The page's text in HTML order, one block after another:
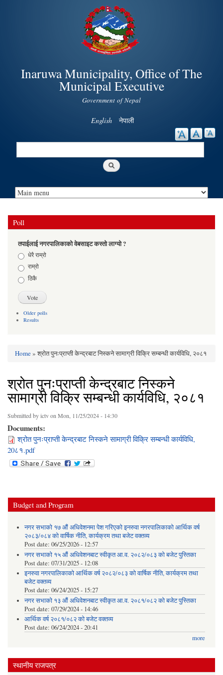
Skip to
main
content
Inaruwa Municipality, Office of The
Municipal Executive
Government of Nepal
English नेपाली
Search
Poll
तपाईलाई नगरपालिकाको वेबसाइट कस्तो लाग्यो ?
Choicesधेरै राम्रो
राम्रो
ठिकै
Older polls
Results
You are here
Home» श्रोत पुनःप्राप्ती केन्द्रबाट निस्कने सामाग्री विक्रि सम्बन्धी कार्यविधि, २०८१
श्रोत पुनःप्राप्ती केन्द्रबाट निस्कने
सामाग्री विक्रि सम्बन्धी कार्यविधि, २०८१
Submitted byictvon Mon, 11/25/2024 - 14:30
Documents:
श्रोत पुनःप्राप्ती केन्द्रबाट निस्कने सामाग्री विक्रि सम्बन्धी कार्यविधि,
20८१.pdf
Budget and Program
नगर सभाको १७ औं अधिवेशनमा पेश गरिएको इनरुवा नगरपालिकाको आर्थिक वर्ष
२०८३/०८४ को वार्षिक नीति, कार्यक्रम तथा बजेट वक्तव्य
Post date: 06/25/2026 - 12:57
नगर सभाको १५ औं अधिवेशनबाट स्वीकृत आ.व. २०८२/०८३ को बजेट पुस्तिका
Post date: 07/31/2025 - 12:08
इनरुवा नगरपालिकाको आर्थिक वर्ष २०८२/०८३ को वार्षिक नीति, कार्यक्रम तथा
बजेट वक्तव्य
Post date: 06/24/2025 - 15:27
नगर सभाको १३ औं अधिवेशनबाट स्वीकृत आ.व. २०८१/०८२ को बजेट पुस्तिका
Post date: 07/29/2024 - 14:46
आर्थिक वर्ष २०८१/०८२ को बजेट वक्तव्य
Post date: 06/24/2024 - 20:41
more
स्थानीय राजपत्र